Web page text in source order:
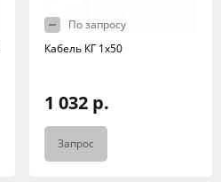
По запросу
Кабель КГ 1х50
1 032 р.
Запрос